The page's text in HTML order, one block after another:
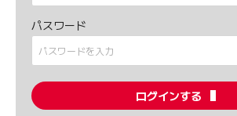
パスワード
ログインする